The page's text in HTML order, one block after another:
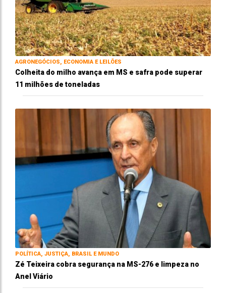
AGRONEGÓCIOS, ECONOMIA E LEILÕES
Colheita do milho avança em MS e safra pode superar
11 milhões de toneladas
POLÍTICA, JUSTIÇA, BRASIL E MUNDO
Zé Teixeira cobra segurança na MS-276 e limpeza no
Anel Viário